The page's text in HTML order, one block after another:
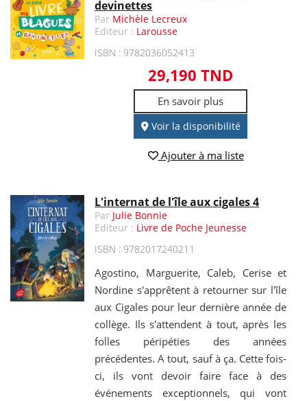
devinettes
Par Michèle Lecreux
Editeur : Larousse
ISBN : 9782036052413
29,190 TND
En savoir plus
Voir la disponibilité
Ajouter à ma liste
L'internat de l'île aux cigales 4
Par Julie Bonnie
Editeur : Livre de Poche Jeunesse
ISBN : 9782017240211
Agostino, Marguerite, Caleb, Cerise et
Nordine s'apprêtent à retourner sur l'île
aux Cigales pour leur dernière année de
collège. Ils s'attendent à tout, après les
folles péripéties des années
précédentes. A tout, sauf à ça. Cette fois-
ci, ils vont devoir faire face à des
événements exceptionnels, qui vont